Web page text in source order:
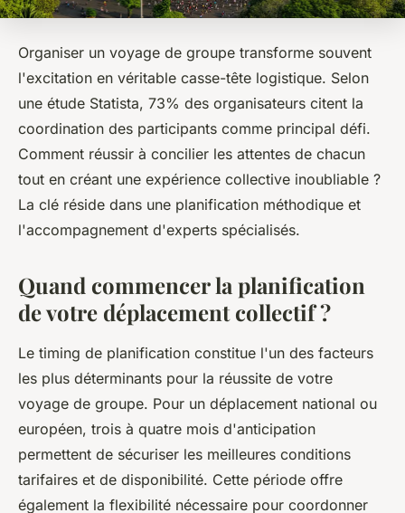
Organiser un voyage de groupe transforme souvent
l'excitation en véritable casse-tête logistique. Selon
une étude Statista, 73% des organisateurs citent la
coordination des participants comme principal défi.
Comment réussir à concilier les attentes de chacun
tout en créant une expérience collective inoubliable ?
La clé réside dans une planification méthodique et
l'accompagnement d'experts spécialisés.
Quand commencer la planification
de votre déplacement collectif ?
Le timing de planification constitue l'un des facteurs
les plus déterminants pour la réussite de votre
voyage de groupe. Pour un déplacement national ou
européen, trois à quatre mois d'anticipation
permettent de sécuriser les meilleures conditions
tarifaires et de disponibilité. Cette période offre
également la flexibilité nécessaire pour coordonner